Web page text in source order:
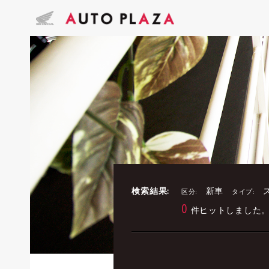
検索結果: 区分: 新車 タイプ:
0 件ヒットしました。